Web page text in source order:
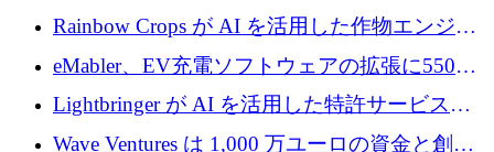
人マッチングを拡大するために 100 万ユーロ
Rainbow Crops が AI を活用した作物エンジニ
アリングを拡張するために 970 万ユーロを調
eMabler、EV充電ソフトウェアの拡張に550万
ユーロを確保
Lightbringer が AI を活用した特許サービスを
拡大するために 1,000 万ドルを調達
Wave Ventures は 1,000 万ユーロの資金と創設